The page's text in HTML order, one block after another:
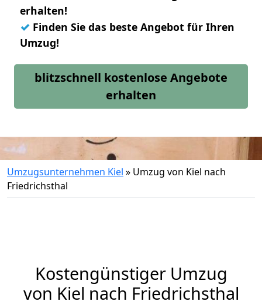
erhalten!
✓ Finden Sie das beste Angebot für Ihren
Umzug!
blitzschnell kostenlose Angebote
erhalten
Umzugsunternehmen Kiel » Umzug von Kiel nach
Friedrichsthal
Kostengünstiger Umzug
von Kiel nach Friedrichsthal